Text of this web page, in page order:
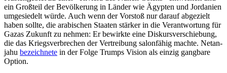
ein Groß­teil der Bevölkerung in Länder wie Ägypten und Jordanien
umgesiedelt würde. Auch wenn der Vorstoß nur darauf abge­zielt
haben sollte, die arabischen Staaten stärker in die Verantwortung für
Gazas Zukunft zu nehmen: Er bewirkte eine Dis­kursverschie­bung,
die das Kriegsverbrechen der Ver­treibung salonfähig machte. Netan­
jahu be­zeichnete in der Folge Trumps Vision als einzig gangbare
Option.